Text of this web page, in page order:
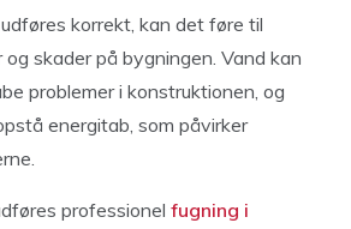
korrekt, kan det føre til
skader på bygningen. Vand kan
problemer i konstruktionen, og
energitab, som påvirker
professionel fugning i